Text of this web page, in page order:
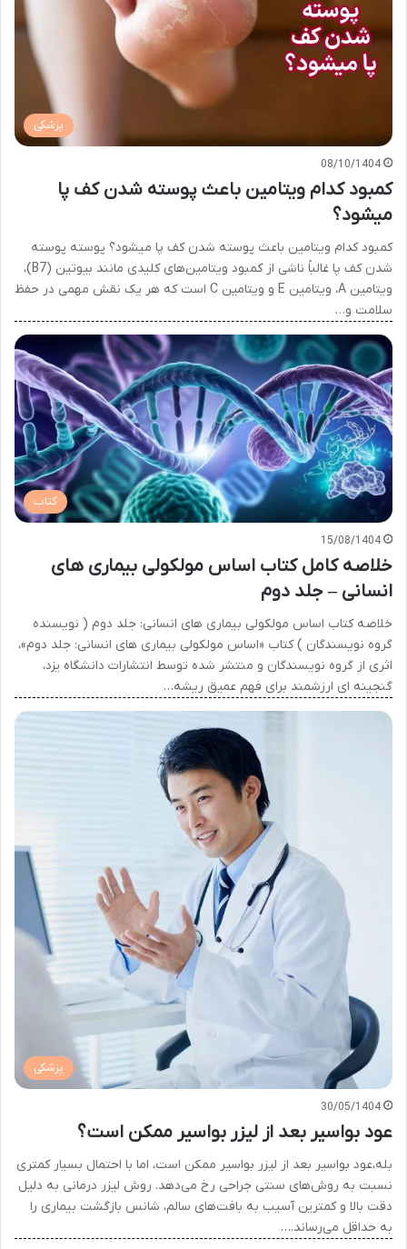
پزشکی
08/10/1404
کمبود کدام ویتامین باعث پوسته شدن کف پا
میشود؟
کمبود کدام ویتامین باعث پوسته شدن کف پا میشود؟ پوسته پوسته
شدن کف پا غالباً ناشی از کمبود ویتامین‌های کلیدی مانند بیوتین (B7)،
ویتامین A، ویتامین E و ویتامین C است که هر یک نقش مهمی در حفظ
سلامت و…
کتاب
15/08/1404
خلاصه کامل کتاب اساس مولکولی بیماری های
انسانی – جلد دوم
خلاصه کتاب اساس مولکولی بیماری های انسانی: جلد دوم ( نویسنده
گروه نویسندگان ) کتاب «اساس مولکولی بیماری های انسانی: جلد دوم»،
اثری از گروه نویسندگان و منتشر شده توسط انتشارات دانشگاه یزد،
گنجینه ای ارزشمند برای فهم عمیق ریشه…
پزشکی
30/05/1404
عود بواسیر بعد از لیزر بواسیر ممکن است؟
بله،عود بواسیر بعد از لیزر بواسیر ممکن است، اما با احتمال بسیار کمتری
نسبت به روش‌های سنتی جراحی رخ می‌دهد. روش لیزر درمانی به دلیل
دقت بالا و کمترین آسیب به بافت‌های سالم، شانس بازگشت بیماری را
به حداقل می‌رساند.…